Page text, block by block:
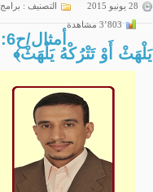
28 يونيو 2015 التصنيف :
3٬803 مشاهدة
يَلْهَثْ أَوْ تَتْرُكْهُ يَلْهَثْ﴾